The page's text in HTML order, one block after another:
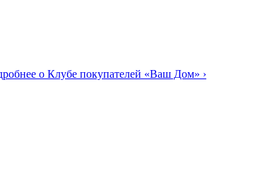
о Клубе покупателей «Ваш Дом» ›